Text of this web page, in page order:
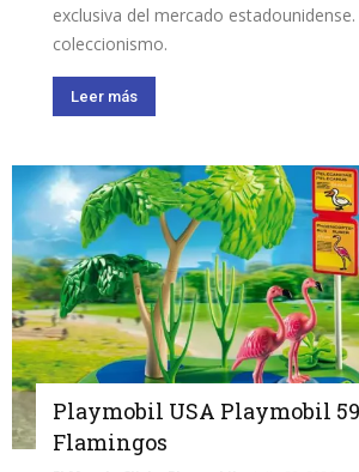
exclusiva del mercado
coleccionismo.
Leer más
Playmobil USA Playmobil
Flamingos